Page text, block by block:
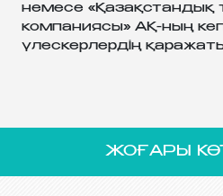
немесе «Қазақстандық
компаниясы» АҚ-ның
үлескерлердiң
ЖОҒАРЫ